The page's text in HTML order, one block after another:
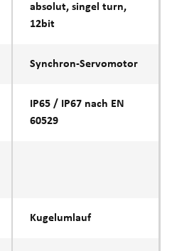
absolut, singel turn,
12bit
Synchron-Servomotor
IP65 / IP67 nach EN
60529
Kugelumlauf